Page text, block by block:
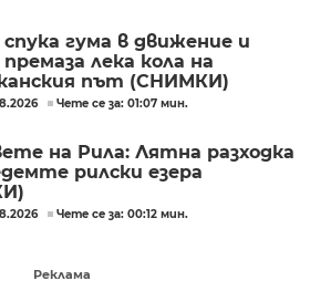
гума в движение и
лека кола на
път (СНИМКИ)
Чете се за: 01:07 мин.
на Рила: Лятна разходка
рилски езера
Чете се за: 00:12 мин.
Реклама